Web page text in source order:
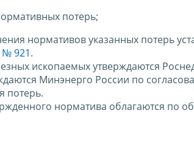
потерь;
нормативов указанных потерь
№ 921.
ископаемых утверждаются
Минэнерго России по
потерь.
норматива облагаются по